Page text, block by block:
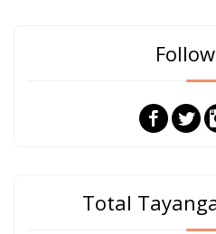
Total